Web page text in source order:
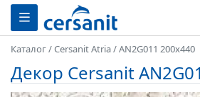
Каталог/Cersanit Atria/AN2G011 200x440
Декор Cersanit